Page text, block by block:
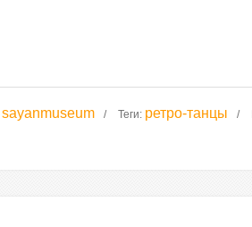
sayanmuseum Теги: ретро-танцы